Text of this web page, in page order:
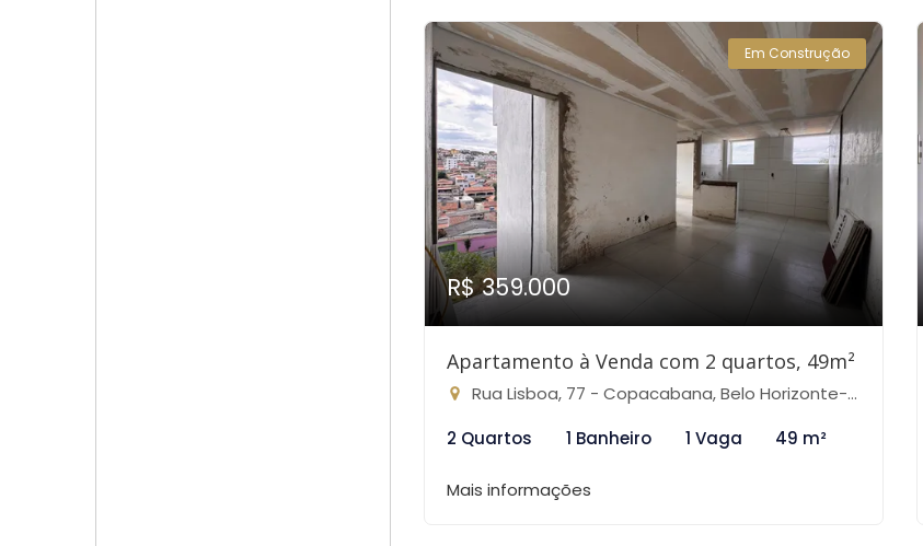
Em Construção
R$ 359.000
Apartamento à Venda com 2 quartos, 49m²
Rua Lisboa, 77 - Copacabana, Belo Horizonte-MG
2 Quartos
1 Banheiro 1 Vaga 49 m²
Mais informações